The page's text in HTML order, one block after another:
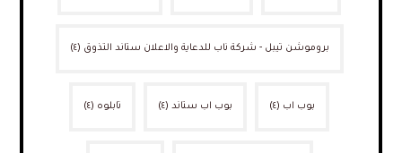
بروموشن تيبل - شركة ناب للدعاية والاعلان ستاند التذوق (٤)
بوب اب (٤) بوب اب ستاند (٤) تابلوه (٤)